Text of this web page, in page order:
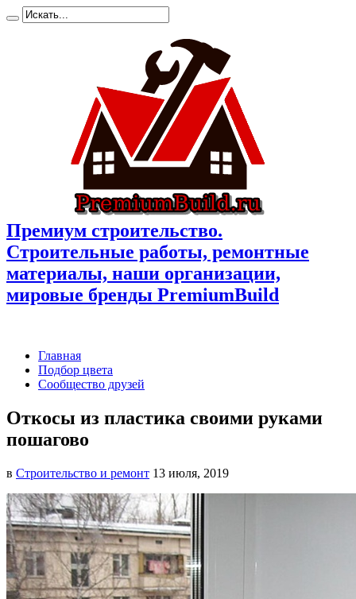
Премиум cтроительство.
Cтроительные работы, ремонтные
материалы, наши организации,
мировые бренды PremiumBuild
Главная
Подбор цвета
Сообщество друзей
Откосы из пластика своими руками
пошагово
в Строительство и ремонт 13 июля, 2019